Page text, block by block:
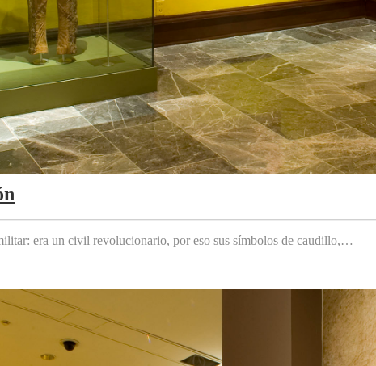
era un civil revolucionario, por eso sus símbolos de caudillo,…